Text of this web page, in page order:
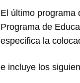
El último programa
Programa de
especifica la
e incluye los